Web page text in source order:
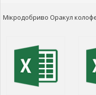
Мікродобриво Оракул